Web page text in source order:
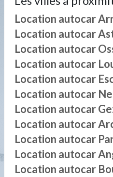
Location autocar
Location autocar
Location autocar
Location autocar
Location autocar
Location autocar
Location autocar
Location autocar
Location autocar
Location autocar
Location autocar